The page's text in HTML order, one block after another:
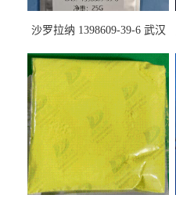
沙罗拉纳 1398609-39-6 武汉